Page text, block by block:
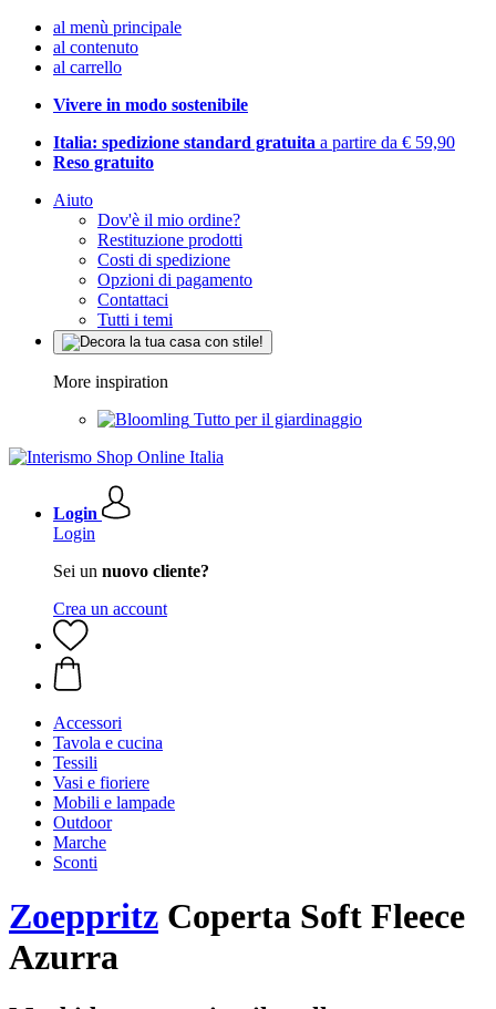
al menù principale
al contenuto
al carrello
Vivere in modo sostenibile
Italia: spedizione standard gratuita a partire da € 59,90
Reso gratuito
Aiuto
Dov'è il mio ordine?
Restituzione prodotti
Costi di spedizione
Opzioni di pagamento
Contattaci
Tutti i temi
More inspiration
Tutto per il giardinaggio
Login
Login
Sei un nuovo cliente?
Crea un account
Accessori
Tavola e cucina
Tessili
Vasi e fioriere
Mobili e lampade
Outdoor
Marche
Sconti
Zoeppritz Coperta Soft Fleece
Azurra